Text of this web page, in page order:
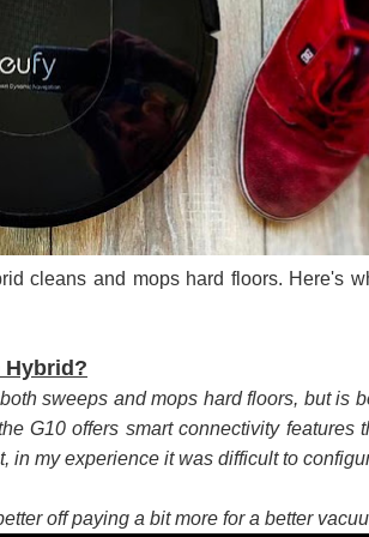
cleans and mops hard floors. Here's
Hybrid?
sweeps and mops hard floors, but is
G10 offers smart connectivity features
in my experience it was difficult to
off paying a bit more for a better